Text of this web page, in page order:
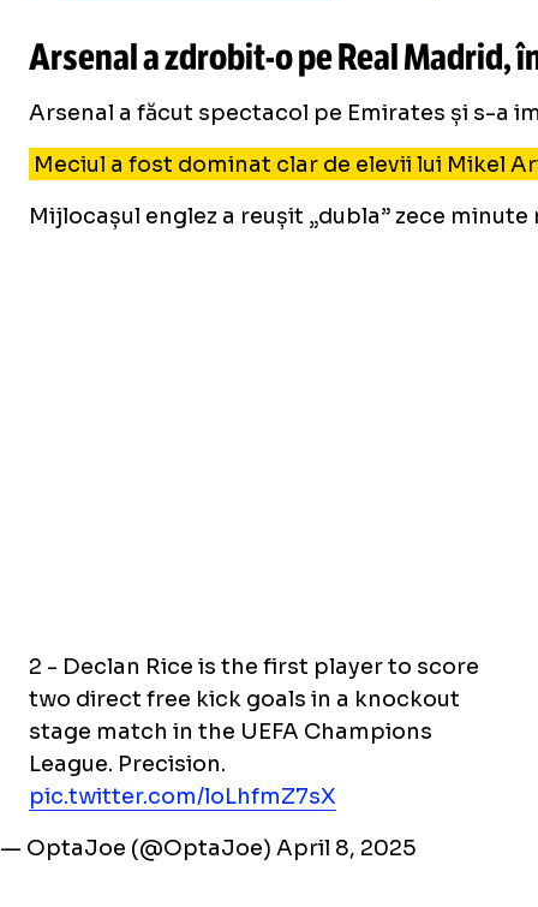
Arsenal azdrobit-ope Real Madrid,
Arsenal a făcut spectacol pe Emirates și s-a
Meciul a fost dominat clar de elevii lui Mikel
Mijlocașul englez a reușit „dubla” zece
2 - Declan Rice is the first player to score
two direct free kick goals in a knockout
stage match in the UEFA Champions
League. Precision.
pic.twitter.com/loLhfmZ7sX
— OptaJoe (@OptaJoe) April 8, 2025